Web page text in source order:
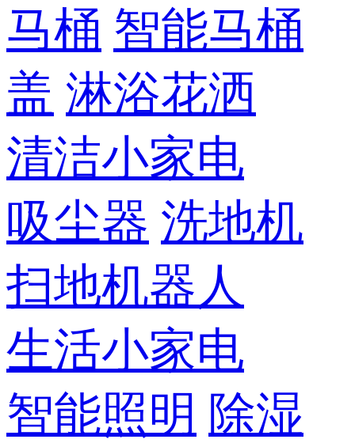
马桶 智能马桶
盖 淋浴花洒
清洁小家电
吸尘器 洗地机
扫地机器人
生活小家电
智能照明 除湿